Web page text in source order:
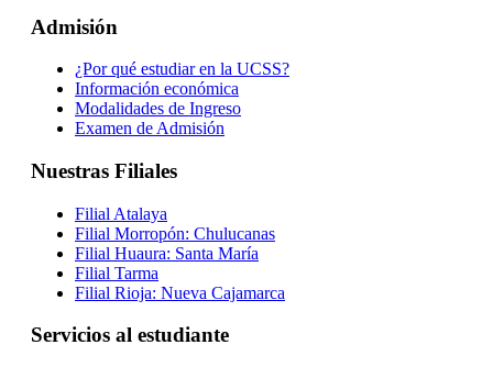
Admisión
¿Por qué estudiar en la UCSS?
Información económica
Modalidades de Ingreso
Examen de Admisión
Nuestras Filiales
Filial Atalaya
Filial Morropón: Chulucanas
Filial Huaura: Santa María
Filial Tarma
Filial Rioja: Nueva Cajamarca
Servicios al estudiante